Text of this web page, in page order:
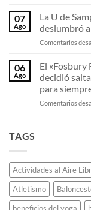
07
Ago
La U de
deslumbró
Comentarios
06
Ago
El
decidió
para
Comentarios
TAGS
Actividades al Aire
Atletismo
beneficios del yoga